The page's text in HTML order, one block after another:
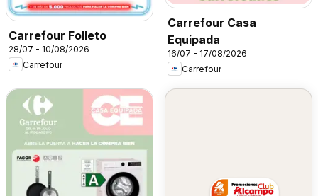
Carrefour Folleto
28/07 - 10/08/2026
Carrefour
Carrefour Casa
Equipada
16/07 - 17/08/2026
Carrefour